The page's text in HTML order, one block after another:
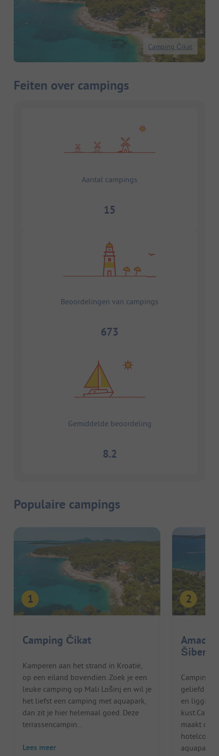
Camping Čikat
Feiten over campings
Aantal campings
15
Beoordelingen van campings
673
Gemiddelde beoordeling
8.2
Populaire campings
Camping Čikat
Kamperen aan het strand in Kroatië,
op een eiland bovendien. Zoek je een
leuke camping op Mali Lošinj en wil je
het liefst een camping met aquapark,
dan zit je hier helemaal goed. Deze
terrassencampin...
Lees meer
Šibenik
Camping
geliefd
en ligging
maakt
aquapa...